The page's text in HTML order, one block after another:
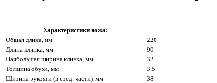
Характеристики ножа:
Общая длина, мм
220
Длина клинка, мм
90
Наибольшая ширина клинка, мм
32
Толщина обуха, мм
3.5
Ширина рукояти (в сред. части), мм
38